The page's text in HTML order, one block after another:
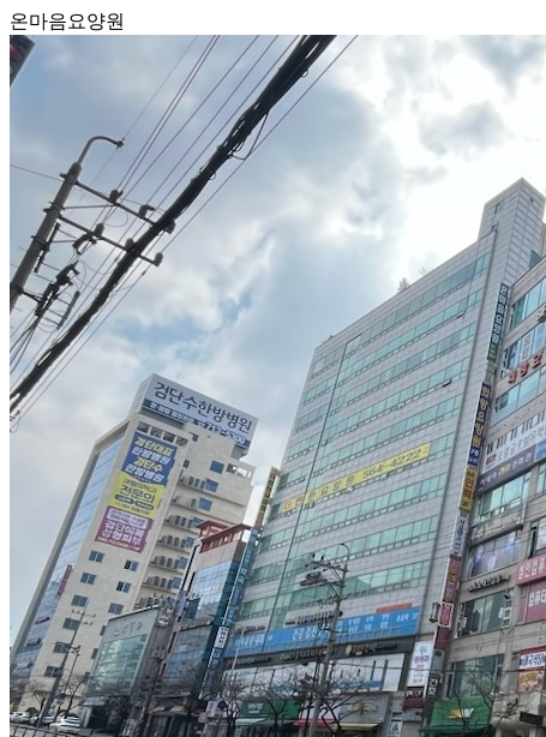
온마음요양원